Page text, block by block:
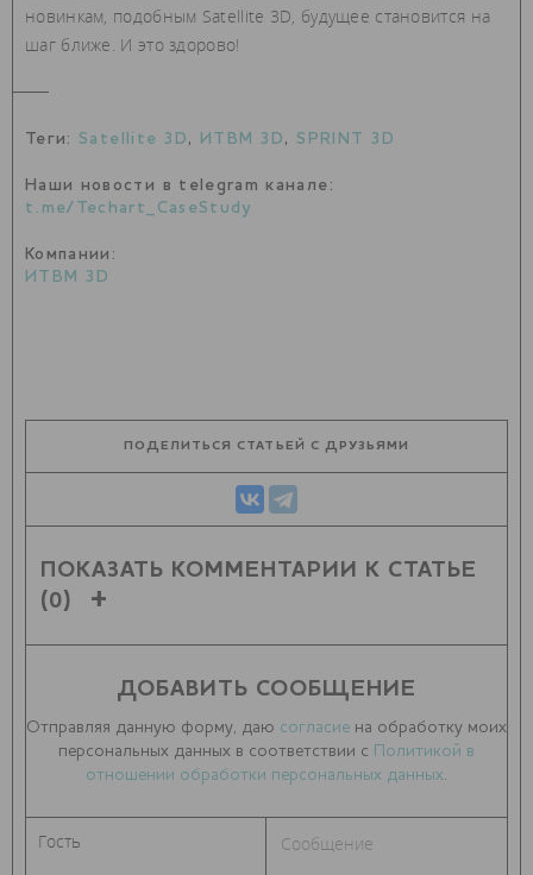
новинкам, подобным Satellite 3D, будущее становится на
шаг ближе. И это здорово!
Теги: Satellite 3D , ИТВМ 3D , SPRINT 3D
Наши новости в telegram канале:
t.me/Techart_CaseStudy
Компании:
ИТВМ 3D
ПОДЕЛИТЬСЯ СТАТЬЕЙ С ДРУЗЬЯМИ
ПОКАЗАТЬ КОММЕНТАРИИ К СТАТЬЕ
(0)
ДОБАВИТЬ СООБЩЕНИЕ
Отправляя данную форму, даю согласие на обработку моих
персональных данных в соответствии с Политикой в
отношении обработки персональных данных